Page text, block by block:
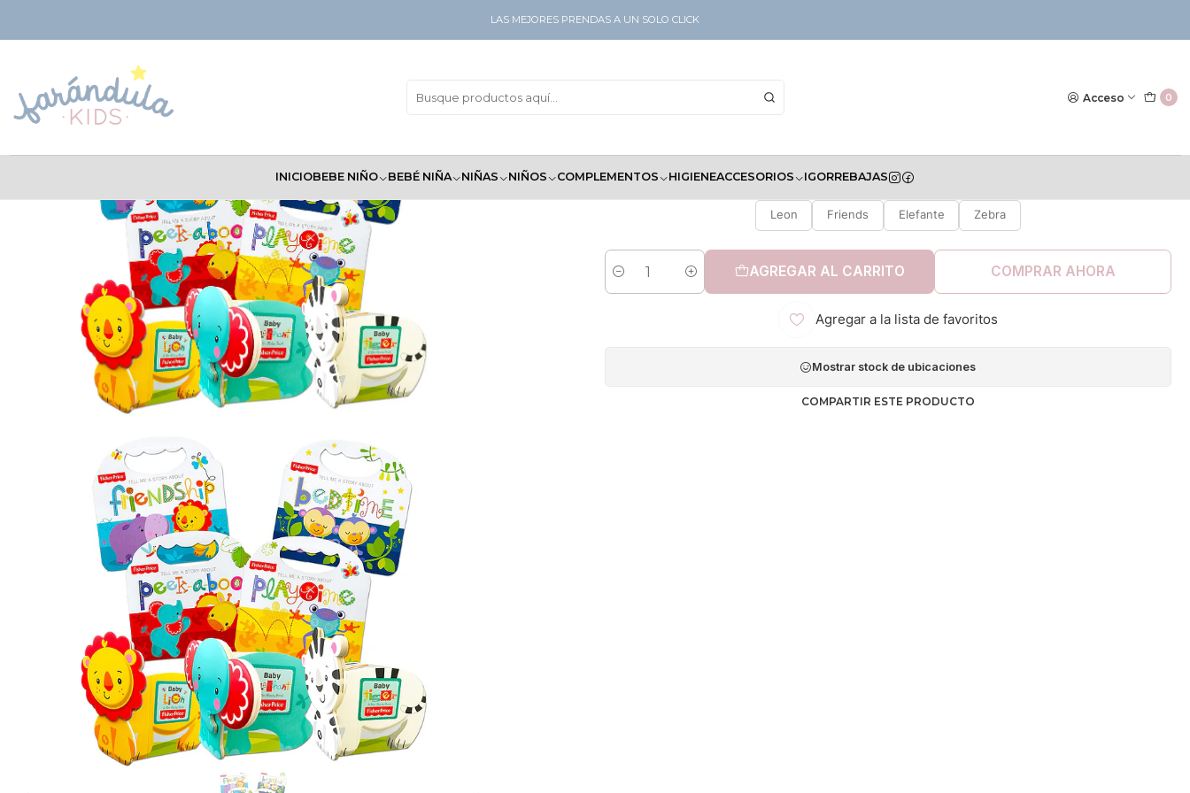
Acceso 0
INICIOBEBE NIÑO BEBÉ NIÑA NIÑAS NIÑOS COMPLEMENTOS HIGIENEACCESORIOS IGORREBAJAS
LAS MEJORES PRENDAS A UN SOLO CLICK
Libros Estimulación Fisher Price
Leon
Friends Elefante Zebra
Cantidad
AGREGAR AL CARRITO COMPRAR AHORA
Agregar a la lista de favoritos
Mostrar stock de ubicaciones
COMPARTIR ESTE PRODUCTO